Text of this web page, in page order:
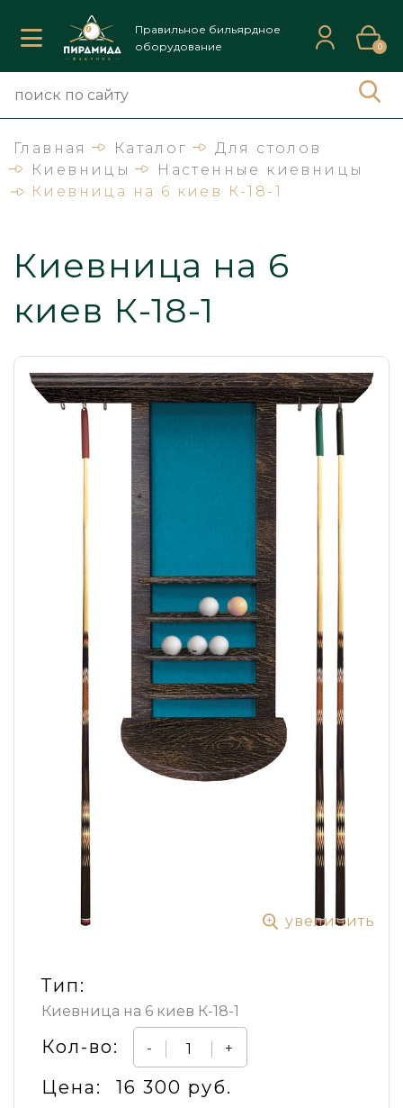
Правильное бильярдное
оборудование
0
Главная Каталог
Для столов
Киевницы
Настенные киевницы
Киевница на 6 киев К-18-1
Киевница на 6
киев К-18-1
увеличить
Тип:
Киевница на 6 киев К-18-1
Кол-во: - +
Цена: 16 300 руб.